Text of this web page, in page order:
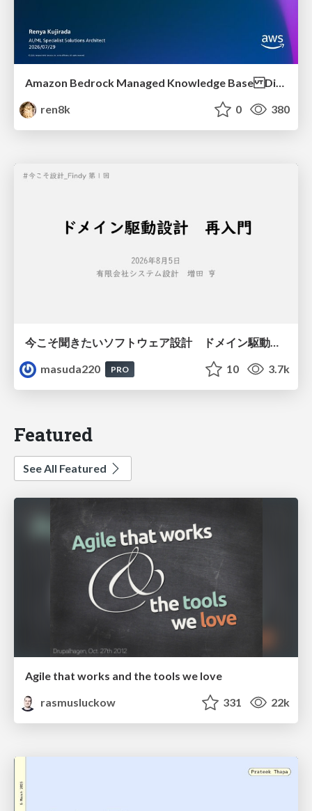
Amazon Bedrock Managed Knowledge Base Dive Deep
ren8k
0 380
masuda220
PRO 10 3.7k
Featured
See All Featured
Agile that works and the tools we love
rasmusluckow
331 22k